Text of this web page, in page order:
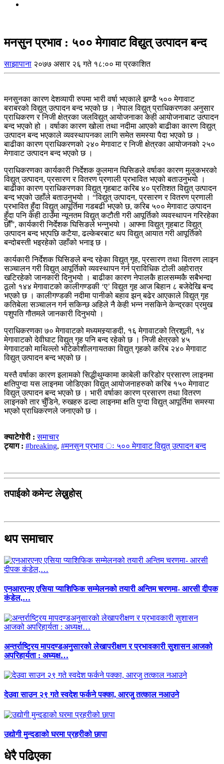
मनसुन प्रभाव : ५०० मेगावाट विद्युत् उत्पादन बन्द
साझापाना २०७७ असार २६ गते १८:०० मा प्रकाशित
मनसुनका कारण देशव्यापी रुपमा भारी वर्षा भएकाले झण्डै ५०० मेगावाट
बराबरको विद्युत् उत्पादन बन्द भएको छ । नेपाल विद्युत् प्राधिकरणका अनुसार
प्राधिकरण र निजी क्षेत्रका जलविद्युत् आयोजनाका केही आयोजनाबाट उत्पादन
बन्द भएको हो । वर्षाका कारण खोला तथा नदीमा आएको बाढीका कारण विद्युत्
उत्पादन बन्द भएकाले व्यवस्थापनका लागि समेत समस्या पैदा भएको छ ।
बाढीका कारण प्राधिकरणको २४० मेगावाट र निजी क्षेत्रका आयोजनको २५०
मेगावाट उत्पादन बन्द भएको छ ।
प्राधिकरणका कार्यकारी निर्देशक कुलमान घिसिङले वर्षाका कारण मुलुकभरको
विद्युत् उत्पादन, प्रसारण र वितरण प्रणाली प्रभावित भएको बताउनुभयो ।
बाढीका कारण प्राधिकरणका विद्युत् गृहबाट करिब ४० प्रतिशत विद्युत् उत्पादन
बन्द भएको उहाँले बताउनुभयो । “विद्युत् उत्पादन, प्रसारण र वितरण प्रणाली
प्रभावित हुँदा विद्युत् आपूर्तिमा गडबढी भएको छ, करिब ५०० मेगावाट उत्पादन
हुँदा पनि केही ठाउँमा न्यूनतम विद्युत् कटौती गरी आपूर्तिको व्यवस्थापन गरिरहेका
छौँ”, कार्यकारी निर्देशक घिसिङले भन्नुभयो । आफ्ना विद्युत् गृहबाट विद्युत्
उत्पादन बन्द भएपछि कटैया, ढल्केबरबाट थप विद्युत् आयात गरी आपूर्तिको
बन्दोबस्ती भइरहेको उहाँको भनाइ छ ।
कार्यकारी निर्देशक घिसिङले बन्द रहेका विद्युत् गृह, प्रसारण तथा वितरण लाइन
सञ्चालन गरी विद्युत् आपूर्तिको व्यवस्थापन गर्न प्राविधिक टोली अहोरात्र
खटिरहेको जानकारी दिनुभयो । बाढीका कारण नेपालकै हालसम्मकै सबैभन्दा
ठूलो १४४ मेगावाटको कालीगण्डकी ‘ए’ विद्युत गृह आज बिहान ८ बजेदेखि बन्द
भएको छ । कालीगण्डकी नदीमा पानीको बहाव झन् बढेर आएकाले विद्युत् गृह
कतिबेला सञ्चालन गर्न सकिन्छ अहिले नै केही भन्न नसकिने केन्द्रका प्रमुख
पशुपति गौतमले जानकारी दिनुभयो ।
प्राधिकरणका ७० मेगावाटको मध्यमस्र्याङदी, १६ मेगावाटको त्रिशूली, १४
मेगावाटको देवीघाट विद्युत् गृह पनि बन्द रहेको छ । निजी क्षेत्रको ४५
मेगावाटको माथिल्लो भोटेकोशीलगायतका विद्युत् गृहको करिब २४० मेगावाट
विद्युत् उत्पादन बन्द भएको छ ।
यस्तै वर्षाका कारण इलामको सिद्धीथुम्कामा काबेली करिडोर प्रसारण लाइनमा
क्षतिपुग्दा यस लाइनमा जोडिएका विद्युत् आयोजनाहरुको करिब १५० मेगावाट
विद्युत् उत्पादन बन्द भएको छ । भारी वर्षाका कारण प्रसारण तथा वितरण
लाइनको तार चुँडिने, रुखहरु ढल्दा लाइनमा क्षति पुग्दा विद्युत् आपूर्तिमा समस्या
भएको प्राधिकरणले जनाएको छ ।
क्याटेगोरी :समाचार
ट्याग : #breaking, #मनसुन प्रभाव ः ५०० मेगावाट विद्युत् उत्पादन बन्द
तपाईको कमेन्ट लेख्नुहोस्
थप समाचार
एनआरएनए एसिया प्याशिफिक सम्मेलनको तयारी अन्तिम चरणमा- आरसी दीपक
कंडेल,…
अन्तर्राष्ट्रिय मापदण्डअनुसारको लेखापरीक्षण र प्रभावकारी सुशासन आजको
अपरिहार्यता : अध्यक्ष…
देउवा साउन २९ गते स्वदेश फर्कने पक्का, आरजु तत्काल नआउने
उद्योगी मुन्दडाको घरमा प्रहरीको छापा
धेरै पढिएका